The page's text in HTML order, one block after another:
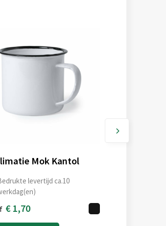
Mok Kantol
levertijd ca.10
€ 1,70